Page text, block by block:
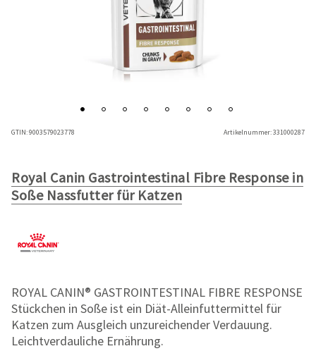
GTIN:9003579023778 Artikelnummer:331000287
Royal Canin Gastrointestinal Fibre Response in
Soße Nassfutter für Katzen
ROYAL CANIN® GASTROINTESTINAL FIBRE RESPONSE
Stückchen in Soße ist ein Diät-Alleinfuttermittel für
Katzen zum Ausgleich unzureichender Verdauung.
Leichtverdauliche Ernährung.